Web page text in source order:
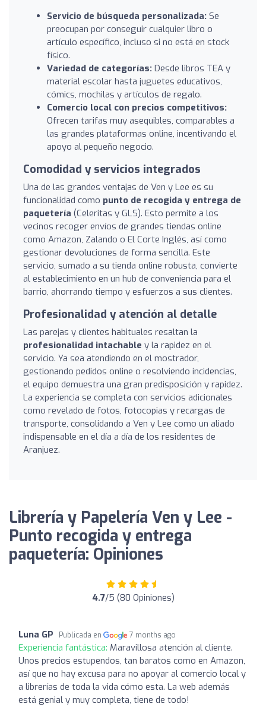
Servicio de búsqueda personalizada: Se
preocupan por conseguir cualquier libro o
artículo específico, incluso si no está en stock
físico.
Variedad de categorías: Desde libros TEA y
material escolar hasta juguetes educativos,
cómics, mochilas y artículos de regalo.
Comercio local con precios competitivos:
Ofrecen tarifas muy asequibles, comparables a
las grandes plataformas online, incentivando el
apoyo al pequeño negocio.
Comodidad y servicios integrados
Una de las grandes ventajas de Ven y Lee es su
funcionalidad como punto de recogida y entrega de
paquetería (Celeritas y GLS). Esto permite a los
vecinos recoger envíos de grandes tiendas online
como Amazon, Zalando o El Corte Inglés, así como
gestionar devoluciones de forma sencilla. Este
servicio, sumado a su tienda online robusta, convierte
al establecimiento en un hub de conveniencia para el
barrio, ahorrando tiempo y esfuerzos a sus clientes.
Profesionalidad y atención al detalle
Las parejas y clientes habituales resaltan la
profesionalidad intachable y la rapidez en el
servicio. Ya sea atendiendo en el mostrador,
gestionando pedidos online o resolviendo incidencias,
el equipo demuestra una gran predisposición y rapidez.
La experiencia se completa con servicios adicionales
como revelado de fotos, fotocopias y recargas de
transporte, consolidando a Ven y Lee como un aliado
indispensable en el día a día de los residentes de
Aranjuez.
Librería y Papelería Ven y Lee -
Punto recogida y entrega
paquetería: Opiniones
4.7/5 (80 Opiniones)
Luna GP Publicada en 7 months ago
Experiencia fantástica: Maravillosa atención al cliente.
Unos precios estupendos, tan baratos como en Amazon,
así que no hay excusa para no apoyar al comercio local y
a librerías de toda la vida cómo esta. La web además
está genial y muy completa, tiene de todo!